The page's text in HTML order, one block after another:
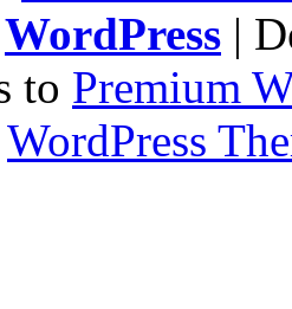
WordPress |
to Premium
WordPress